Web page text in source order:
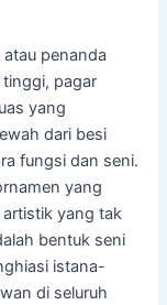
penanda
tinggi, pagar
yang
dari besi
fungsi dan seni.
yang
yang tak
bentuk seni
istana-
di seluruh